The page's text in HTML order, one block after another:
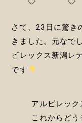
さて、23日に驚き
きました。元なで
ビレックス新潟レ
です
アルビレック
これからど